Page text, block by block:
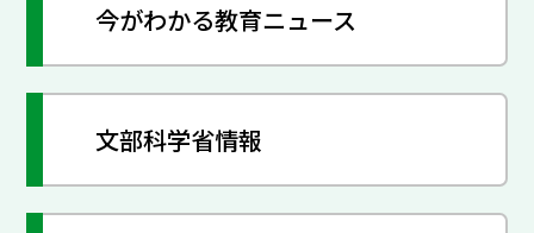
今がわかる教育ニュース
文部科学省情報